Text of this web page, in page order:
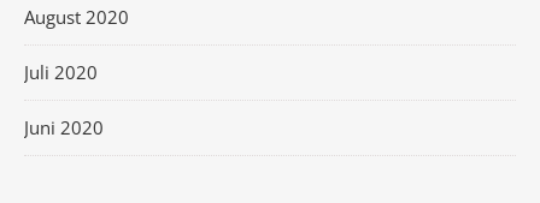
August 2020
Juli 2020
Juni 2020